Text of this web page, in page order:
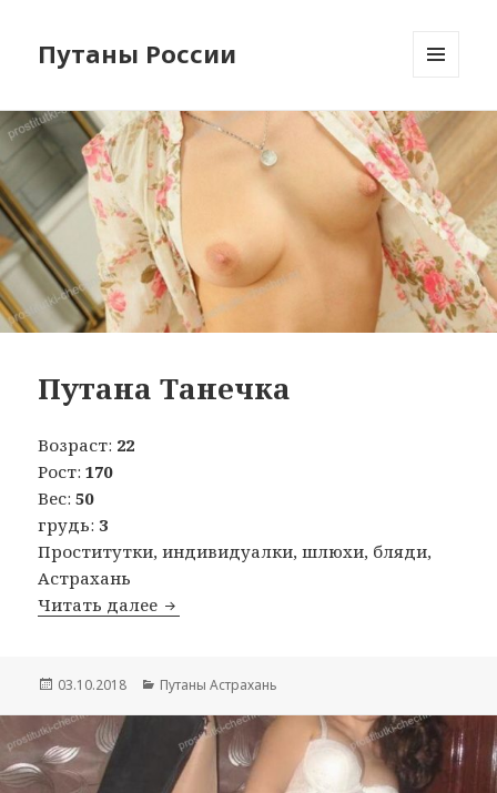
Путаны России
ВИДЖЕТЫ
Путана Танечка
Возраст: 22
Рост:170
Вес:50
грудь: 3
Проститутки, индивидуалки, шлюхи, бляди,
Астрахань
Читать далее Путана Танечка
Опубликовано
03.10.2018 Рубрики
Путаны Астрахань